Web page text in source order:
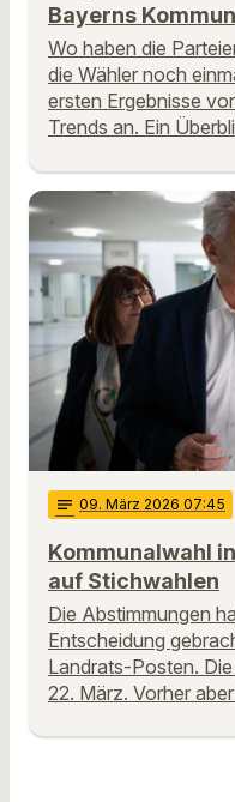
Bayerns
Wo haben die
die Wähler noch
ersten Ergebnisse
Trends an. Ein
notes 09. März 2026 07:45
Kommunalwahl
auf Stichwahlen
Die Abstimmungen
Entscheidung
Landrats-Posten.
22. März. Vorher